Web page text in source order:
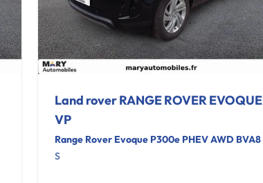
Land rover RANGE ROVER EVOQUE
VP
Range Rover Evoque P300e PHEV AWD BVA8
S